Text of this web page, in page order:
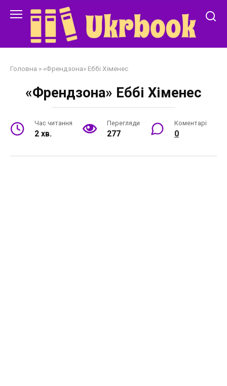
Головна » «Френдзона» Еббі Хіменес
«Френдзона» Еббі Хіменес
Час читання
2 хв.
Перегляди
277
Коментарі
0